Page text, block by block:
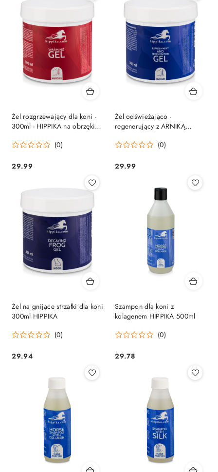
Żel rozgrzewający dla koni -
300ml - HIPPIKA na obrzękii
(0)
Cena:
29.99
Żel odświeżająco -
regenerujący z ARNIKĄ
REGENERUJE (0)
Cena:
29.99
Żel na gnijące strzałki dla koni
300ml HIPPIKA
(0)
Cena:
29.94
Szampon dla koni z
kolagenem HIPPIKA 500ml
(0)
Cena:
29.78